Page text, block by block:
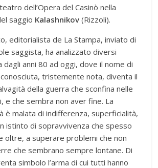
dell’Opera del Casinò nella
saggio Kalashnikov (Rizzoli).
editorialista de La Stampa, inviato di
saggista, ha analizzato diversi
dagli anni 80 ad oggi, dove il nome di
tristemente nota, diventa il
della guerra che sconfina nelle
e che sembra non aver fine. La
è malata di indifferenza, superficialità,
istinto di sopravvivenza che spesso
oltre, a superare problemi che non
che sembrano sempre lontane. Di
simbolo l’arma di cui tutti hanno